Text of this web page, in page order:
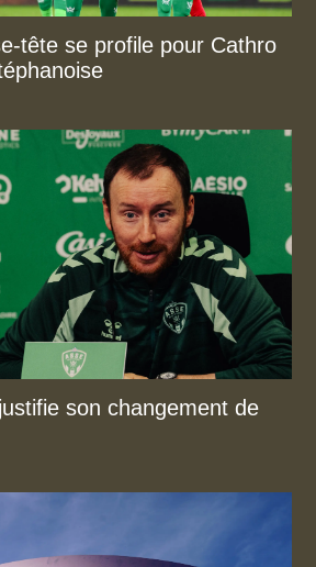
tête se profile pour Cathro
son changement de